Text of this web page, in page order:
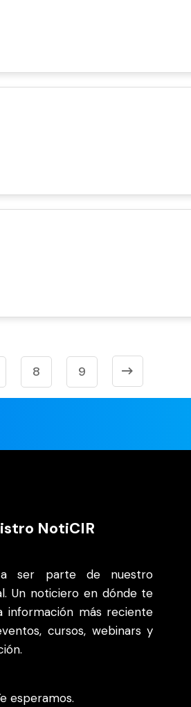
8 9
NotiCIR
a ser parte de nuestro
Un noticiero en dónde te
información más reciente
cursos, webinars y
esperamos.